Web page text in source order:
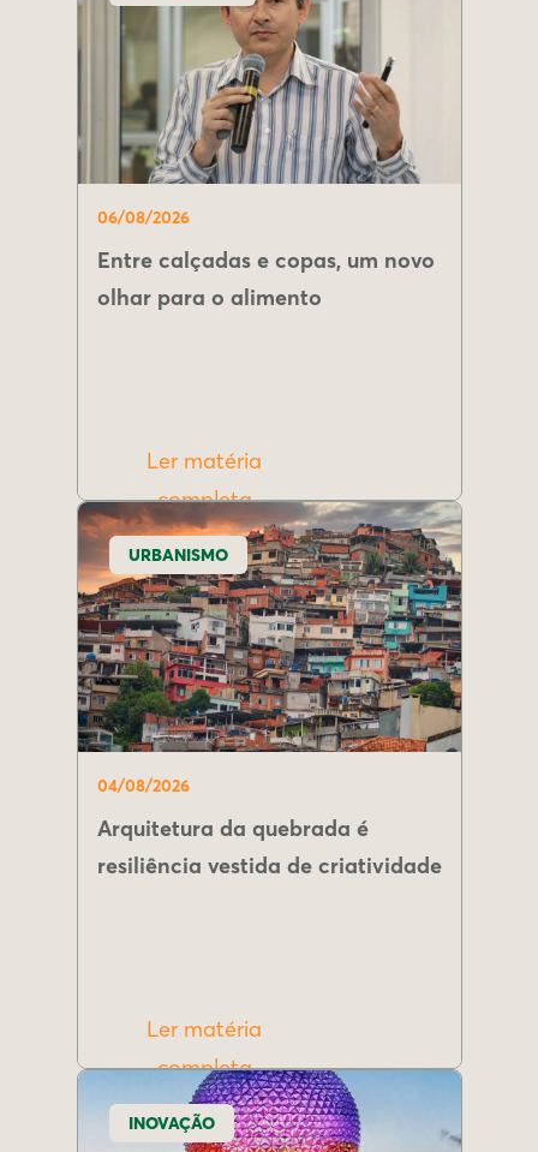
06/08/2026
Entre calçadas e copas, um novo
olhar para o alimento
Ler matéria
completa
URBANISMO
04/08/2026
Arquitetura da quebrada é
resiliência vestida de criatividade
Ler matéria
completa
INOVAÇÃO